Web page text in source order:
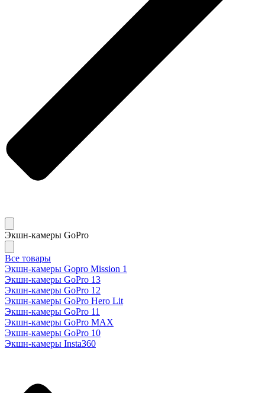
Экшн-камеры GoPro
Все товары
Экшн-камеры Gopro Mission 1
Экшн-камеры GoPro 13
Экшн-камеры GoPro 12
Экшн-камеры GoPro Hero Lit
Экшн-камеры GoPro 11
Экшн-камеры GoPro MAX
Экшн-камеры GoPro 10
Экшн-камеры Insta360